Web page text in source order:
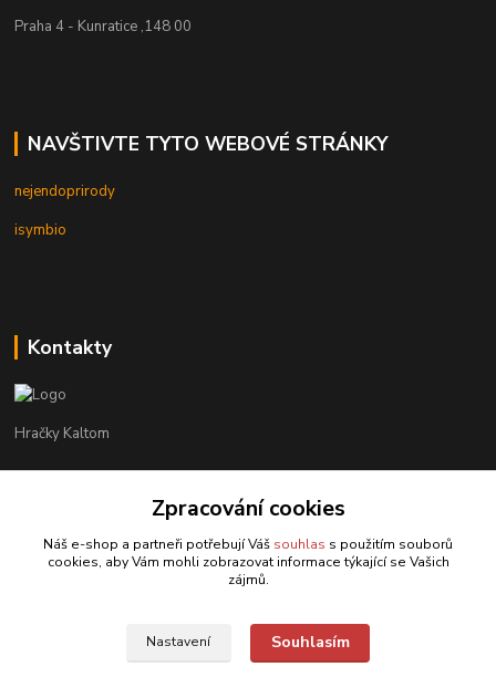
Praha 4 - Kunratice ,148 00
NAVŠTIVTE TYTO WEBOVÉ STRÁNKY
nejendoprirody
isymbio
Kontakty
Hračky Kaltom
+420 777 538 008
hrackykaltom@gmail.com
Zpracování cookies
Náš e-shop a partneři potřebují Váš souhlas s použitím souborů
cookies, aby Vám mohli zobrazovat informace týkající se Vašich
zájmů.
Nastavení Souhlasím